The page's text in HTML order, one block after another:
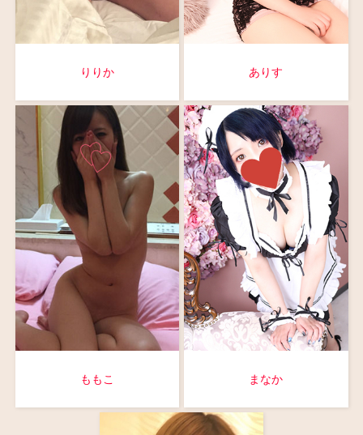
りりか ありす
ももこ まなか